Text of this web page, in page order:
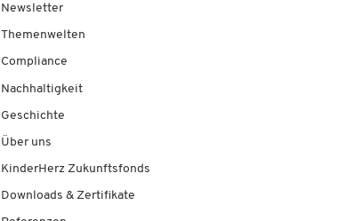
Newsletter
Themenwelten
Compliance
Nachhaltigkeit
Geschichte
Über uns
KinderHerz Zukunftsfonds
Downloads & Zertifikate